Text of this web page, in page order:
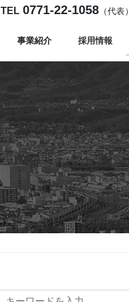
TEL 0771-22-1058 （代表）
事業紹介 採用情報